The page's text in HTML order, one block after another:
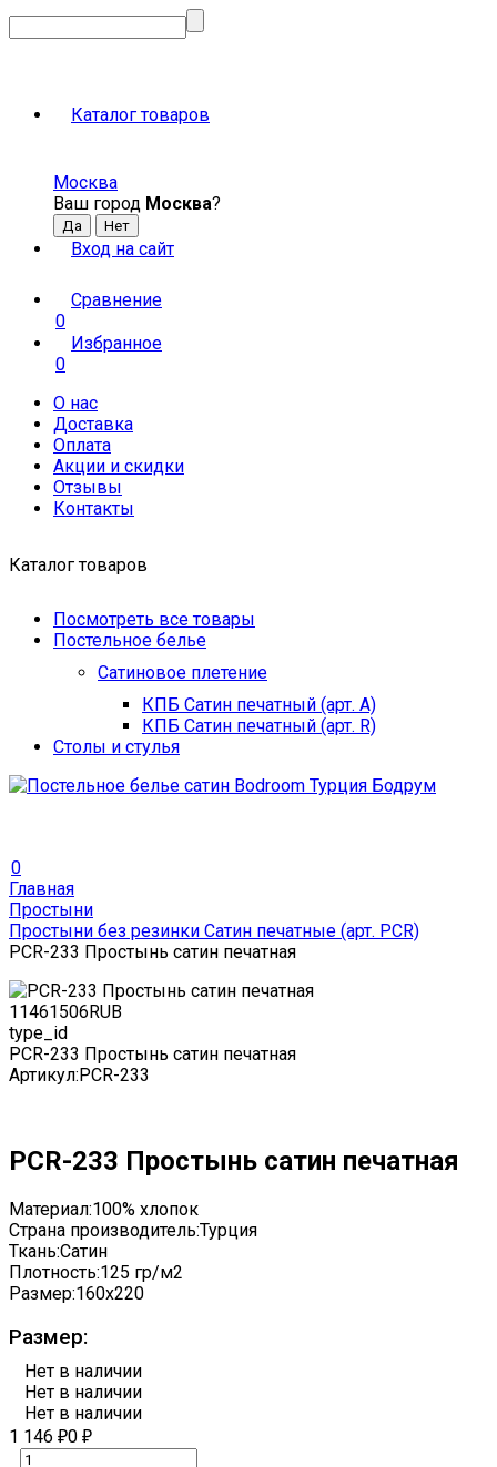
Каталог товаров
Москва
Ваш город Москва?
Вход на сайт
Сравнение
0
Избранное
0
О нас
Доставка
Оплата
Акции и скидки
Отзывы
Контакты
Каталог товаров
Посмотреть все товары
Постельное белье
Сатиновое плетение
КПБ Сатин печатный (арт. A)
КПБ Сатин печатный (арт. R)
Столы и стулья
0
Главная
Простыни
Простыни без резинки Сатин печатные (арт. PCR)
PCR-233 Простынь сатин печатная
11461506RUB
type_id
PCR-233 Простынь сатин печатная
Артикул:PCR-233
PCR-233 Простынь сатин печатная
Материал:100% хлопок
Страна производитель:Турция
Ткань:Сатин
Плотность:125 гр/м2
Размер:160x220
Размер:
Нет в наличии
Нет в наличии
Нет в наличии
1 146 ₽0 ₽